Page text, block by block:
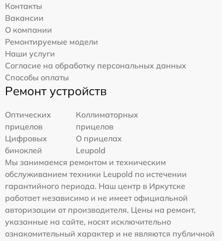
Контакты
Вакансии
О компании
Ремонтируемые модели
Наши услуги
Согласие на обработку персональных данных
Способы оплаты
Ремонт устройств
Оптических
прицелов
Коллиматорных
прицелов
Цифровых
биноклей
О прицелах
Leupold
Мы занимаемся ремонтом и техническим
обслуживанием техники Leupold по истечении
гарантийного периода. Наш центр в Иркутске
работает независимо и не имеет официальной
авторизации от производителя. Цены на ремонт,
указанные на сайте, носят исключительно
ознакомительный характер и не являются публичной